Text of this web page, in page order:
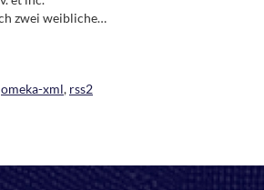
zwei weibliche…
omeka-xml, rss2